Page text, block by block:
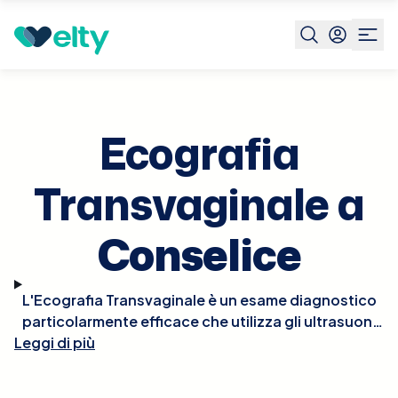
Prenota visita Conselice
Ecografia
Transvaginale a
Conselice
L'Ecografia Transvaginale è un esame diagnostico
particolarmente efficace che utilizza gli ultrasuoni
per fornire immagini dettagliate degli organi pelvici
Leggi di più